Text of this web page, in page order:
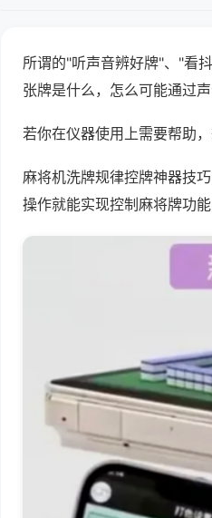
所谓的"听声音辨好牌"、"看
张牌是什么，怎么可能通过
若你在仪器使用上需要帮助
麻将机洗牌规律控牌神器技
操作就能实现控制麻将牌功能